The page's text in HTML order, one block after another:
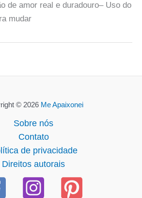
de amor real e duradouro– Uso do
mudar
© 2026 Me Apaixonei
Sobre nós
Contato
de privacidade
Direitos autorais